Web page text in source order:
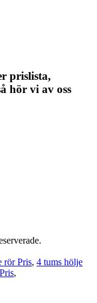
prislista,
hör vi av oss
rör Pris, 4 tums hölje
,